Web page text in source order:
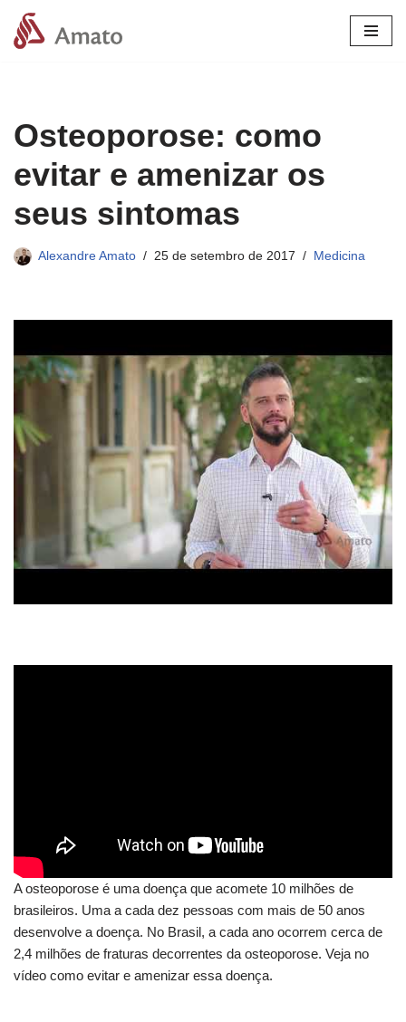
Pular
Osteoporose: como
evitar e amenizar os
seus sintomas
Alexandre Amato 25 de setembro de 2017 Medicina
A osteoporose é uma doença que acomete 10 milhões de
brasileiros. Uma a cada dez pessoas com mais de 50 anos
desenvolve a doença. No Brasil, a cada ano ocorrem cerca de
2,4 milhões de fraturas decorrentes da osteoporose. Veja no
vídeo como evitar e amenizar essa doença.